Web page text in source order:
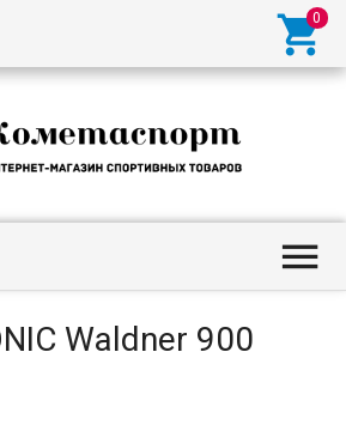


Waldner 900